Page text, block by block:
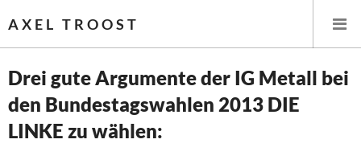
AXEL TROOST
Startseite
Drei gute Argumente der IG Metall bei
den Bundestagswahlen 2013 DIE
LINKE zu wählen: